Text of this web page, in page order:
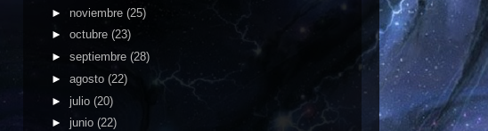
► noviembre (25)
► octubre (23)
► septiembre (28)
► agosto (22)
► julio (20)
► junio (22)